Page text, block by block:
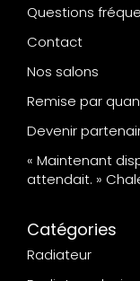
Questions
Contact
Nos salons
Remise par
Devenir
« Maintenant
attendait. »
Catégories
Radiateur